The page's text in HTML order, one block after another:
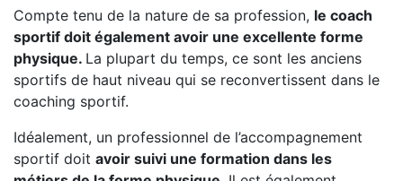
Compte tenu de la nature de sa profession, le coach
sportif doit également avoir une excellente forme
physique. La plupart du temps, ce sont les anciens
sportifs de haut niveau qui se reconvertissent dans le
coaching sportif.
Idéalement, un professionnel de l’accompagnement
sportif doit avoir suivi une formation dans les